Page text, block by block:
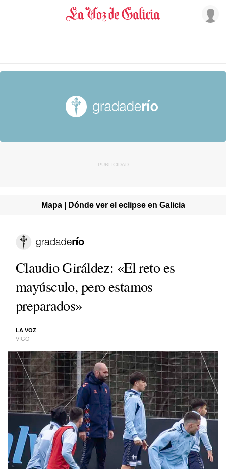
Mapa | Dónde ver el eclipse en Galicia
Claudio Giráldez: «El reto es
mayúsculo, pero estamos
preparados»
LA VOZ
VIGO